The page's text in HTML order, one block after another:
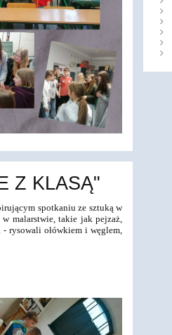
Z KLASĄ"
spotkaniu ze sztuką w
malarstwie, takie jak pejzaż,
- rysowali ołówkiem i węglem,